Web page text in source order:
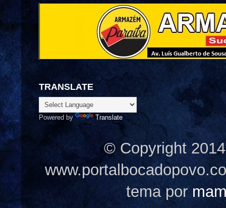
TRANSLATE
Powered by Translate
© Copyright
tema por